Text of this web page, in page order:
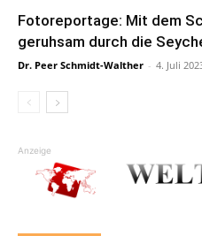
Fotoreportage: Mit dem
geruhsam durch die
Dr. Peer Schmidt-Walther - 4. Juli
Anzeige